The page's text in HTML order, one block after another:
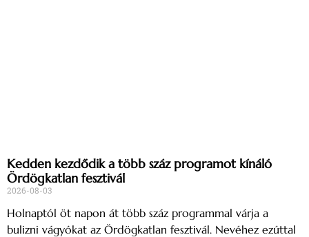
Kedden kezdődik a több száz programot kínáló
Ördögkatlan fesztivál
2026-08-03
Holnaptól öt napon át több száz programmal várja a
bulizni vágyókat az Ördögkatlan fesztivál. Nevéhez ezúttal